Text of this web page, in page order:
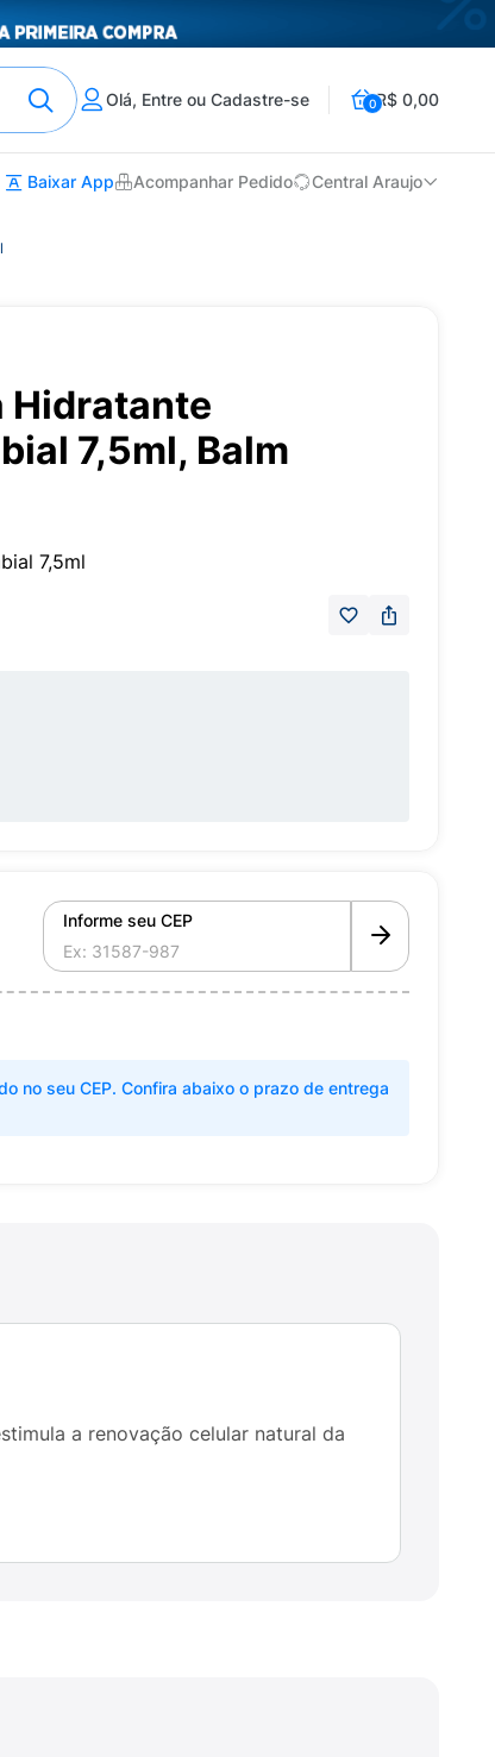
Olá, Entre ou Cadastre-se 0R$ 0,00
Baixar App Acompanhar Pedido Central Araujo
Hidratante
7,5ml, Balm
7,5ml
Informe seu CEP
no seu CEP. Confira abaixo o prazo de entrega
a renovação celular natural da